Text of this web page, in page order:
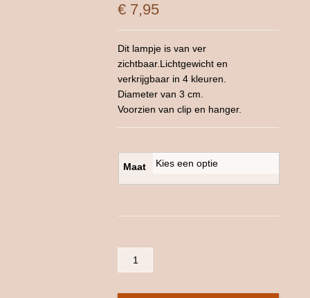
€ 7,95
Dit lampje is van ver
zichtbaar.Lichtgewicht en
verkrijgbaar in 4 kleuren.
Diameter van 3 cm.
Voorzien van clip en hanger.
Maat
Lampje